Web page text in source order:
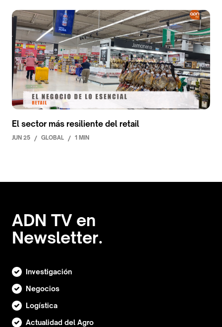
El sector más resiliente del retail
JUN 25 / GLOBAL / 1 MIN
ADN TV en
Newsletter.
Investigación
Negocios
Logística
Actualidad del Agro